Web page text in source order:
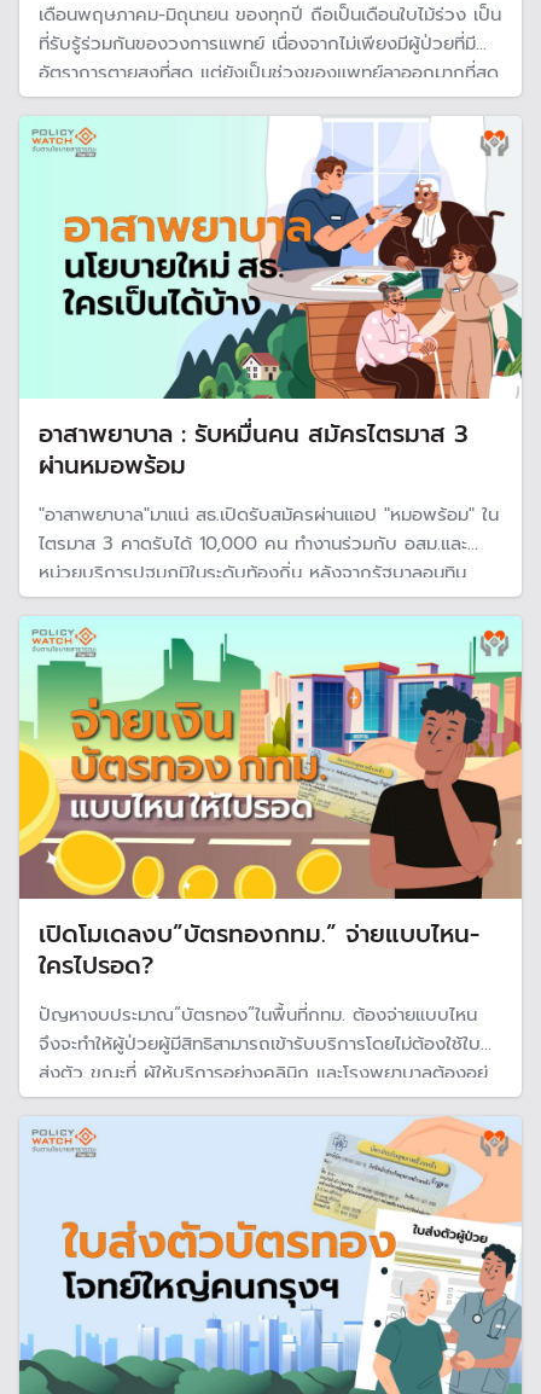
เดือนพฤษภาคม-มิถุนายน ของทุกปี ถือเป็นเดือนใบไม้ร่วง เป็น
ที่รับรู้ร่วมกันของวงการแพทย์ เนื่องจากไม่เพียงมีผู้ป่วยที่มี
อัตราการตายสูงที่สุด แต่ยังเป็นช่วงของแพทย์ลาออกมากที่สุด
จนกระทบรพ.ชุมชนที่เผชิญกับปัญหาขาดแคลนแพทย์
อาสาพยาบาล : รับหมื่นคน สมัครไตรมาส 3
ผ่านหมอพร้อม
"อาสาพยาบาล"มาแน่ สธ.เปิดรับสมัครผ่านแอป "หมอพร้อม" ใน
ไตรมาส 3 คาดรับได้ 10,000 คน ทำงานร่วมกับ อสม.และ
หน่วยบริการปฐมภูมิในระดับท้องถิ่น หลังจากรัฐบาลอนุทิน
แถลงนโยบายเปลี่ยนจาก "พยาบาลอาสา" มาเป็น "อาสา
พยาบาล" มีค่าตอบแทนขั้นต่ำ 15,000 บาทต่อเดือน ขณะที่
นพ.สุภัทร ห่วงใช้งบและงานซ้ำซ้อน
เปิดโมเดลงบ”บัตรทองกทม.” จ่ายแบบไหน-
ใครไปรอด?
ปัญหางบประมาณ”บัตรทอง”ในพื้นที่กทม. ต้องจ่ายแบบไหน
จึงจะทำให้ผู้ป่วยผู้มีสิทธิสามารถเข้ารับบริการโดยไม่ต้องใช้ใบ
ส่งตัว ขณะที่ ผู้ให้บริการอย่างคลินิก และโรงพยาบาลต้องอยู่
รอดไม่มีปัญหาขาดสภาพคล่อง